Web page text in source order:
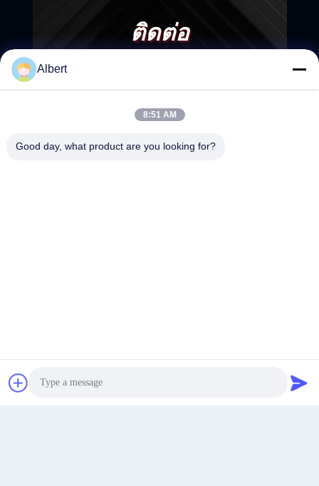
หา ราคา ที่ ดี ที่สุด
ติดต่อ
Albert
8:51 AM
Good day, what product are you looking for?